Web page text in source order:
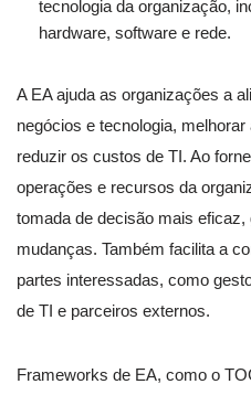
tecnologia da organização,
hardware, software e rede.
A EA ajuda as organizações a
negócios e tecnologia,
reduzir os custos de TI. Ao
operações e recursos da
tomada de decisão mais
mudanças. Também facilita a
partes interessadas, como
de TI e parceiros externos.
Frameworks de EA, como o